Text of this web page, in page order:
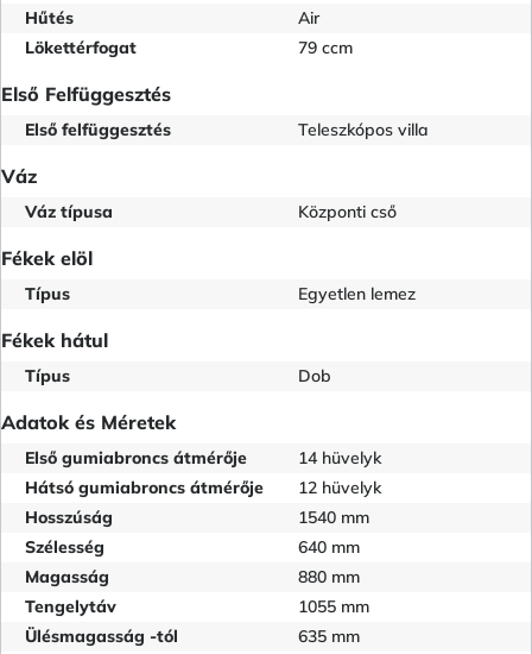
Hűtés
Air
Lökettérfogat
79 ccm
Első Felfüggesztés
Első felfüggesztés Teleszkópos villa
Váz
Váz típusa Központi cső
Fékek elöl
Típus Egyetlen lemez
Fékek hátul
Típus Dob
Adatok és Méretek
Első gumiabroncs átmérője
14 hüvelyk
Hátsó gumiabroncs átmérője
12 hüvelyk
Hosszúság
1540 mm
Szélesség
640 mm
Magasság
880 mm
Tengelytáv
1055 mm
Ülésmagasság -tól
635 mm